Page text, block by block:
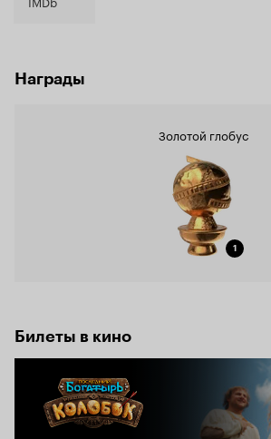
Награды
Золотой глобус
1
Билеты в кино